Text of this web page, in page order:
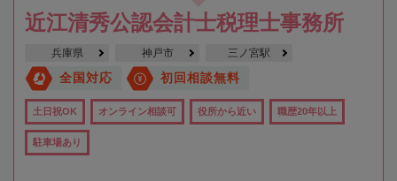
近江清秀公認会計士税理士事務所
兵庫県 神戸市 三ノ宮駅
全国対応 初回相談無料
土日祝OK オンライン相談可 役所から近い 職歴20年以上
駐車場あり